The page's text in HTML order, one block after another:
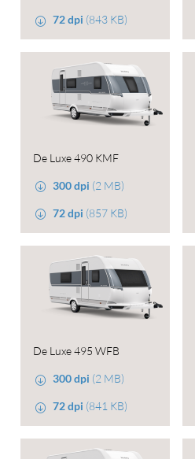
72 dpi (843 KB)
De Luxe 490 KMF
300 dpi (2 MB)
72 dpi (857 KB)
De Luxe 495 WFB
300 dpi (2 MB)
72 dpi (841 KB)